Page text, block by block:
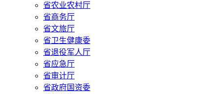
省农业农村厅
省商务厅
省文旅厅
省卫生健康委
省退役军人厅
省应急厅
省审计厅
省政府国资委